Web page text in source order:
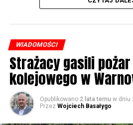
WIADOMOŚCI
Strażacy gasili
kolejowego w
Opublikowano 2 lata temu w dniu
Przez Wojciech Basałygo